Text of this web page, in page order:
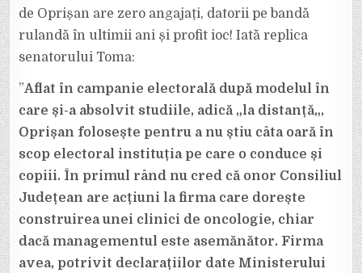
de Oprișan are zero angajați, datorii pe bandă
rulandă în ultimii ani și profit ioc! Iată replica
senatorului Toma:
”Aflat în campanie electorală după modelul în
care și-a absolvit studiile, adică „la distanță„,
Oprișan folosește pentru a nu știu câta oară în
scop electoral instituția pe care o conduce și
copiii. În primul rând nu cred că onor Consiliul
Județean are acțiuni la firma care dorește
construirea unei clinici de oncologie, chiar
dacă managementul este asemănător. Firma
avea, potrivit declarațiilor date Ministerului